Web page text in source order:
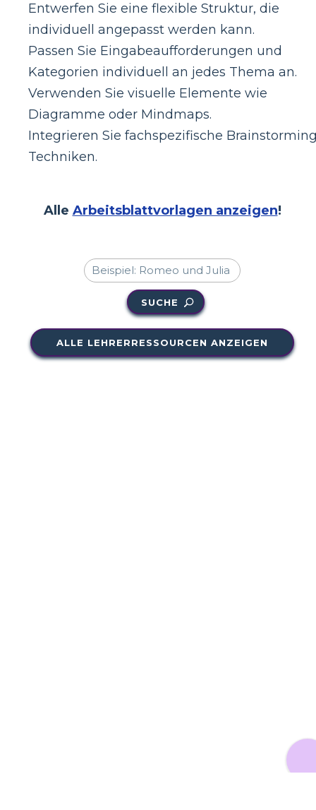
Entwerfen Sie eine flexible Struktur, die
individuell angepasst werden kann.
Passen Sie Eingabeaufforderungen und
Kategorien individuell an jedes Thema an.
Verwenden Sie visuelle Elemente wie
Diagramme oder Mindmaps.
Integrieren Sie fachspezifische
Techniken.
Alle Arbeitsblattvorlagen anzeigen!
SUCHE
ALLE LEHRERRESSOURCEN ANZEIGEN